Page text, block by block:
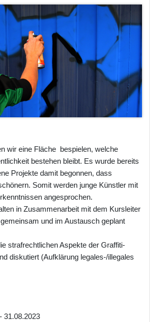
wir eine Fläche bespielen, welche
bestehen bleibt. Es wurde bereits
Projekte damit begonnen, dass
Somit werden junge Künstler mit
angesprochen.
in Zusammenarbeit mit dem Kursleiter
und im Austausch geplant
strafrechtlichen Aspekte der Graffiti-
diskutiert (Aufklärung legales-/illegales
31.08.2023